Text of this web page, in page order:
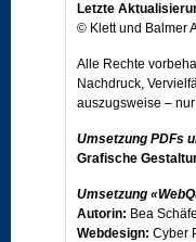
Letzte
© Klett und Balmer
Alle Rechte
Nachdruck,
auszugsweise –
Umsetzung PDFs
Grafische
Umsetzung
Autorin: Bea
Webdesign: Cyber